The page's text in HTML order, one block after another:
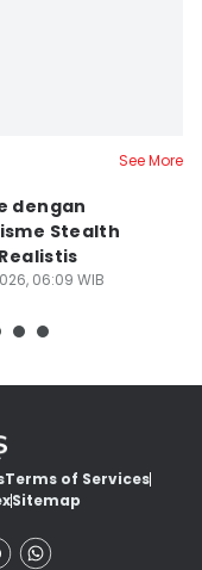
See More
dengan
Stealth
06:09 WIB
Terms of Services
Sitemap